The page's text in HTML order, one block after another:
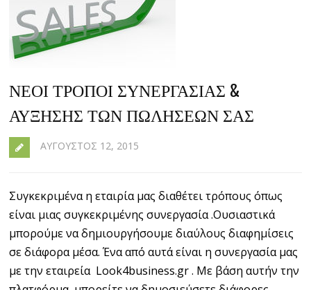
ΝΈΟΙ ΤΡΌΠΟΙ ΣΥΝΕΡΓΑΣΊΑΣ &
ΑΎΞΗΣΗΣ ΤΩΝ ΠΩΛΉΣΕΩΝ ΣΑΣ
ΑΎΓΟΥΣΤΟΣ 12, 2015
Συγκεκριμένα η εταιρία μας διαθέτει τρόπους όπως
είναι μιας συγκεκριμένης συνεργασία .Ουσιαστικά
μπορούμε να δημιουργήσουμε διαύλους διαφημίσεις
σε διάφορα μέσα. Ένα από αυτά είναι η συνεργασία μας
με την εταιρεία Look4business.gr . Με βάση αυτήν την